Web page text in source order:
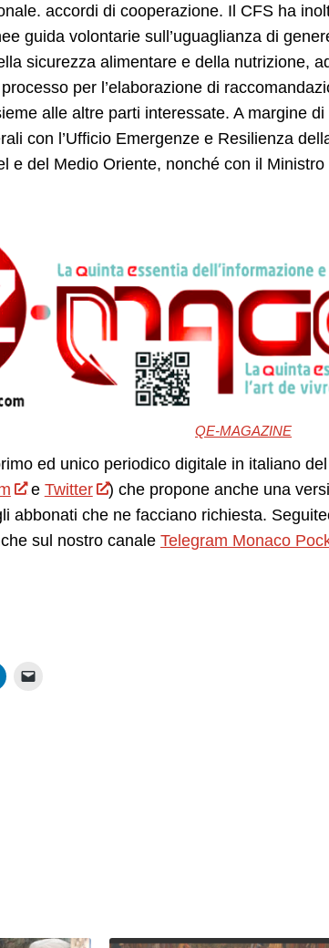
accordi di cooperazione. Il CFS ha
guida volontarie sull’uguaglianza di
sicurezza alimentare e della nutrizione,
per l’elaborazione di
alle altre parti interessate. A margine
con l’Ufficio Emergenze e Resilienza
e del Medio Oriente, nonché con il
QE-MAGAZINE
ed unico periodico digitale in italiano
e Twitter
) che propone anche una
abbonati che ne facciano richiesta.
sul nostro canale Telegram Monaco